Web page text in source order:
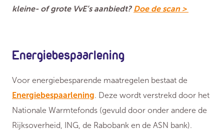
kleine- of grote VvE’s aanbiedt? Doe de scan >
Energiebespaarlening
Voor energiebesparende maatregelen bestaat de
Energiebespaarlening. Deze wordt verstrekd door het
Nationale Warmtefonds (gevuld door onder andere de
Rijksoverheid, ING, de Rabobank en de ASN bank).